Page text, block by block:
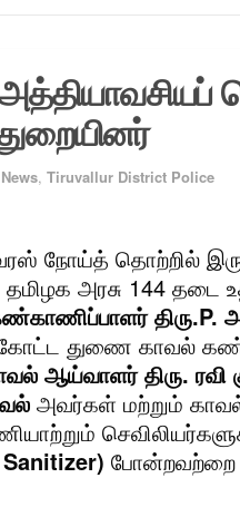
, Tiruvallur District Police
நோய்த் தொற்றில்
அரசு 144 தடை
திரு.P.
துணை காவல்
ஆய்வாளர் திரு. ரவி
அவர்கள் மற்றும்
போன்றவற்றை